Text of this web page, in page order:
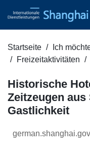
Startseite Ich
Freizeitaktivitäten
Historische
Zeitzeugen
Gastlichkeit